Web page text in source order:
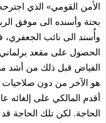
الأمن القومي» الذي
بحتة وأسنده الى موفق
وأُسند الى نائب الجعفري،
الحصول على مقعد
الفياض قبل ذلك من أشد
هو الآخر من دون صلاحيات
الحاجة. لكن تلك الحاجة